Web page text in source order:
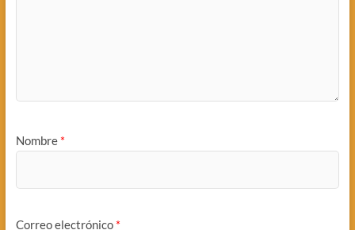
Nombre *
Correo electrónico *